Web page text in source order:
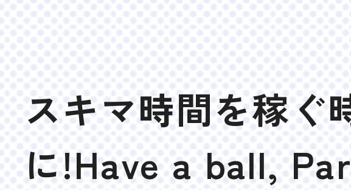
スキマ時間を稼ぐ
に!Have a ball,